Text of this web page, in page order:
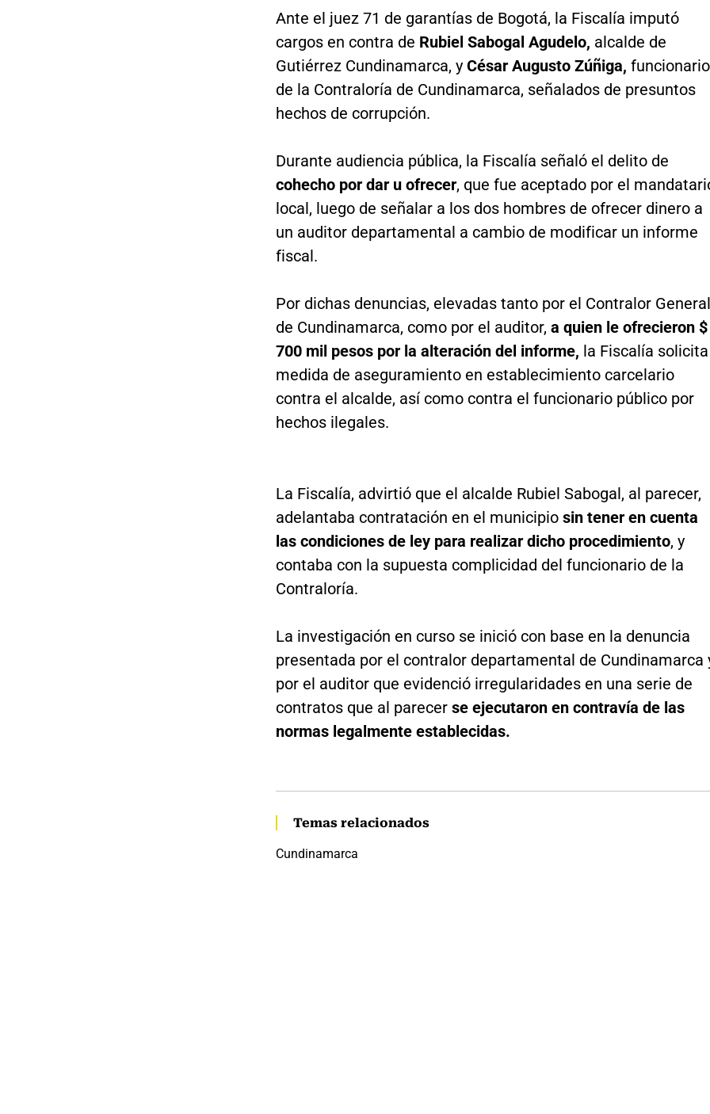
Ante el juez 71 de garantías de Bogotá, la Fiscalía imputó
cargos en contra de Rubiel Sabogal Agudelo, alcalde de
Gutiérrez Cundinamarca, y César Augusto Zúñiga, funcionario
de la Contraloría de Cundinamarca, señalados de presuntos
hechos de corrupción.
Durante audiencia pública, la Fiscalía señaló el delito de
cohecho por dar u ofrecer, que fue aceptado por el
local, luego de señalar a los dos hombres de ofrecer dinero a
un auditor departamental a cambio de modificar un informe
fiscal.
Por dichas denuncias, elevadas tanto por el Contralor General
de Cundinamarca, como por el auditor, a quien le ofrecieron $
700 mil pesos por la alteración del informe, la Fiscalía solicita
medida de aseguramiento en establecimiento carcelario
contra el alcalde, así como contra el funcionario público por
hechos ilegales.
La Fiscalía, advirtió que el alcalde Rubiel Sabogal, al parecer,
adelantaba contratación en el municipiosin tener en cuenta
las condiciones de ley para realizar dicho procedimiento, y
contaba con la supuesta complicidad del funcionario de la
Contraloría.
La investigación en curso se inició con base en la denuncia
presentada por el contralor departamental de Cundinamarca
por el auditor que evidenció irregularidades en una serie de
contratos que al parecerse ejecutaron en contravía de las
normas legalmente establecidas.
Temas relacionados
Cundinamarca